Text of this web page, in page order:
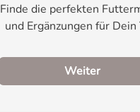
Finde die perfekten
und Ergänzungen für Dein
Weiterzum